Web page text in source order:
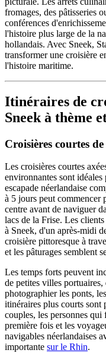
fromages, des pâtisseries
conférences
l'histoire plus large de la
hollandais. Avec Sneek,
transformer une croisière
l'histoire maritime.
Itinéraires de
Sneek à thème
Croisières courtes
Les croisières courtes
environnantes sont
escapade néerlandaise
à 5 jours peut commencer
centre avant de naviguer
lacs de la Frise. Les
à Sneek, d'un après-midi
croisière pittoresque à
et les pâturages semblent
Les temps forts peuvent
de petites villes
photographier les ponts,
itinéraires plus courts sont
couples, les personnes
première fois et les
navigables néerlandaises
importante sur le Rhin.